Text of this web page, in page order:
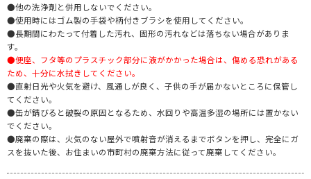
●他の洗浄剤と併用しないでください。
●使用時にはゴム製の手袋や柄付きブラシを使用してください。
●長期間にわたって付着した汚れ、固形の汚れなどは落ちない場合がありま
す。
●便座、フタ等のプラスチック部分に液がかかった場合は、傷める恐れがある
ため、十分に水拭きしてください。
●直射日光や火気を避け、風通しが良く、子供の手が届かないところに保管し
てください。
●缶が錆びると破裂の原因となるため、水回りや高温多湿の場所には置かない
でください。
●廃棄の際は、火気のない屋外で噴射音が消えるまでボタンを押し、完全にガ
スを抜いた後、お住まいの市町村の廃棄方法に従って廃棄してください。